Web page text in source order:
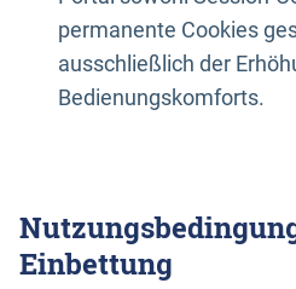
permanente Cookies
ausschließlich der
Bedienungskomforts.
Einbettung